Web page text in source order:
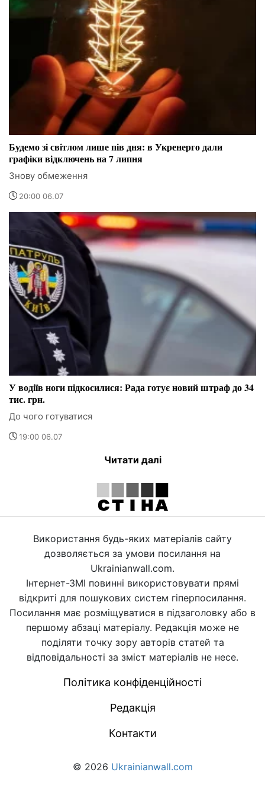
Будемо зі світлом лише пів дня: в Укренерго дали
графіки відключень на 7 липня
Знову обмеження
20:00 06.07
У водіїв ноги підкосилися: Рада готує новий штраф до 34
тис. грн.
До чого готуватися
19:00 06.07
Читати далі
Використання будь-яких матеріалів сайту
дозволяється за умови посилання на
Ukrainianwall.com.
Інтернет-ЗМІ повинні використовувати прямі
відкриті для пошукових систем гіперпосилання.
Посилання має розміщуватися в підзаголовку або в
першому абзаці матеріалу. Редакція може не
поділяти точку зору авторів статей та
відповідальності за зміст матеріалів не несе.
Політика конфіденційності
Редакція
Контакти
© 2026 Ukrainianwall.com